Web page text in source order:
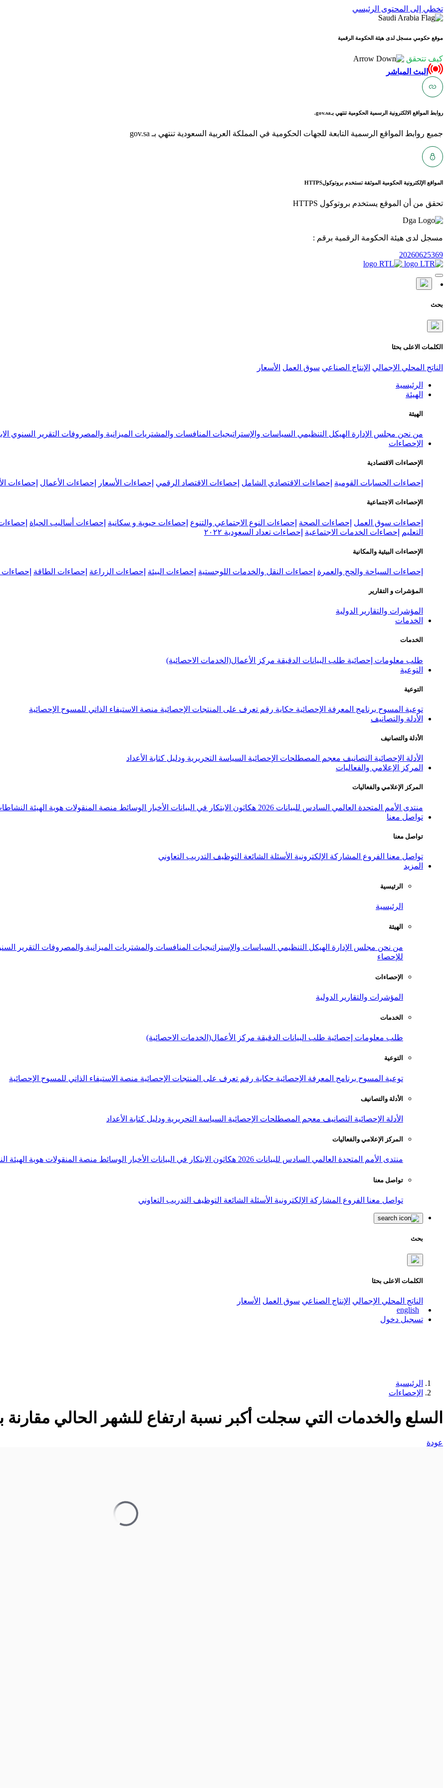
تخطي إلى المحتوى الرئيسي
موقع حكومي مسجل لدى هيئة الحكومة الرقمية
كيف تتحقق
البث المباشر
روابط المواقع الالكترونية الرسمية الحكومية تنتهي بـgov.sa.
جميع روابط المواقع الرسمية التابعة للجهات الحكومية في المملكة العربية السعودية تنتهي بـ gov.sa
المواقع الإلكترونية الحكومية الموثقة تستخدم بروتوكولHTTPS
تحقق من أن الموقع يستخدم بروتوكول HTTPS
مسجل لدى هيئة الحكومة الرقمية برقم :
20260625369
بحث
الكلمات الاعلى بحثا
الناتج المحلي الإجمالي الإنتاج الصناعي سوق العمل الأسعار
الرئيسية
الهيئة
الهيئة
من نحن مجلس الإدارة الهيكل التنظيمي السياسات والإستراتيجيات المنافسات والمشتريات الميزانية والمصروفات التقرير السنوي
الإحصاءات
الإحصاءات الاقتصادية
إحصاءات الحسابات القومية إحصاءات الاقتصادي الشامل إحصاءات الاقتصاد الرقمي إحصاءات الأسعار إحصاءات الأعمال إحصاءات
الإحصاءات الاجتماعية
إحصاءات سوق العمل إحصاءات الصحة إحصاءات النوع الاجتماعي والتنوع إحصاءات حيوية و سكانية إحصاءات أساليب الحياة
التعليم
إحصاءات الخدمات الاجتماعية إحصاءات تعداد السعودية ٢٠٢٢
الإحصاءات البيئية والمكانية
إحصاءات السياحة والحج والعمرة إحصاءات النقل والخدمات اللوجستية إحصاءات البيئة إحصاءات الزراعة إحصاءات الطاقة إحصاءات
المؤشرات و التقارير
المؤشرات والتقارير الدولية
الخدمات
الخدمات
طلب معلومات إحصائية طلب البيانات الدقيقة مركز الأعمال(الخدمات الاحصائية)
التوعية
التوعية
توعية المسوح برنامج المعرفة الإحصائية حكاية رقم تعرف على المنتجات الإحصائية منصة الاستيفاء الذاتي للمسوح الإحصائية
الأدلة والتصانيف
الأدلة والتصانيف
الأدلة الإحصائية التصانيف معجم المصطلحات الإحصائية السياسة التحريرية ودليل كتابة الأعداد
المركز الإعلامي والفعاليات
المركز الإعلامي والفعاليات
منتدى الأمم المتحدة العالمي السادس للبيانات 2026 هكاثون الابتكار في البيانات الأخبار الوسائط منصة المنقولات هوية الهيئة
تواصل معنا
تواصل معنا
تواصل معنا الفروع المشاركة الإلكترونية الأسئلة الشائعة التوظيف التدريب التعاوني
المزيد
الرئيسية
الرئيسية
الهيئة
من نحن مجلس الإدارة الهيكل التنظيمي السياسات والإستراتيجيات المنافسات والمشتريات الميزانية والمصروفات التقرير
للإحصاء
الإحصاءات
المؤشرات والتقارير الدولية
الخدمات
طلب معلومات إحصائية طلب البيانات الدقيقة مركز الأعمال(الخدمات الاحصائية)
التوعية
توعية المسوح برنامج المعرفة الإحصائية حكاية رقم تعرف على المنتجات الإحصائية منصة الاستيفاء الذاتي للمسوح الإحصائية
الأدلة والتصانيف
الأدلة الإحصائية التصانيف معجم المصطلحات الإحصائية السياسة التحريرية ودليل كتابة الأعداد
المركز الإعلامي والفعاليات
منتدى الأمم المتحدة العالمي السادس للبيانات 2026 هكاثون الابتكار في البيانات الأخبار الوسائط منصة المنقولات هوية الهيئة
تواصل معنا
تواصل معنا الفروع المشاركة الإلكترونية الأسئلة الشائعة التوظيف التدريب التعاوني
بحث
الكلمات الاعلى بحثا
الناتج المحلي الإجمالي الإنتاج الصناعي سوق العمل الأسعار
english
تسجيل دخول
الرئيسية
الإحصاءات
السلع والخدمات التي سجلت أكبر نسبة ارتفاع للشهر الحالي مقارنة
عودة